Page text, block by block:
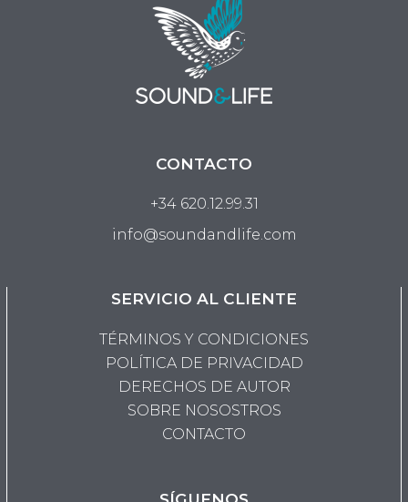
CONTACTO
+34 620.12.99.31
info@soundandlife.com
SERVICIO AL CLIENTE
TÉRMINOS Y CONDICIONES
POLÍTICA DE PRIVACIDAD
DERECHOS DE AUTOR
SOBRE NOSOSTROS
CONTACTO